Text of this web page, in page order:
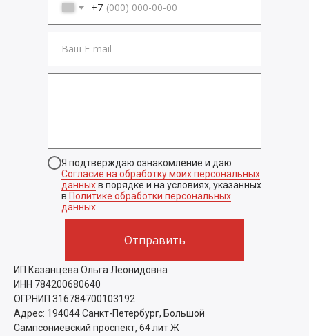
ИП Казанцева Ольга Леонидовна
ИНН 784200680640
ОГРНИП 316784700103192
Адрес: 194044 Санкт-Петербург, Большой
Сампсониевский проспект, 64 лит Ж
+7
Ваш E-mail
Я подтверждаю ознакомление и даю
Согласие на обработку моих персональных
данныхв порядке и на условиях, указанных
в Политике обработки персональных
данных
Отправить